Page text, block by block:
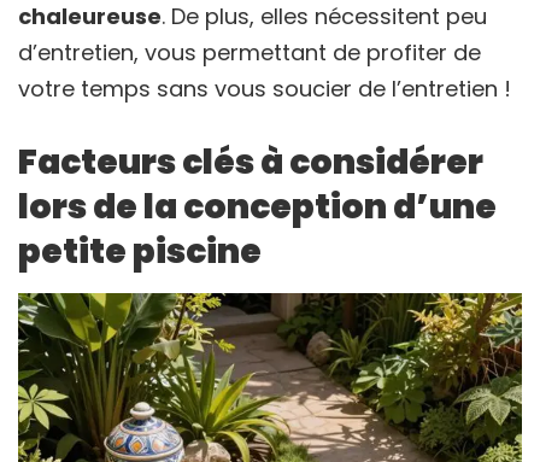
chaleureuse. De plus, elles nécessitent peu
d’entretien, vous permettant de profiter de
votre temps sans vous soucier de l’entretien !
Facteurs clés à considérer
lors de la conception d’une
petite piscine